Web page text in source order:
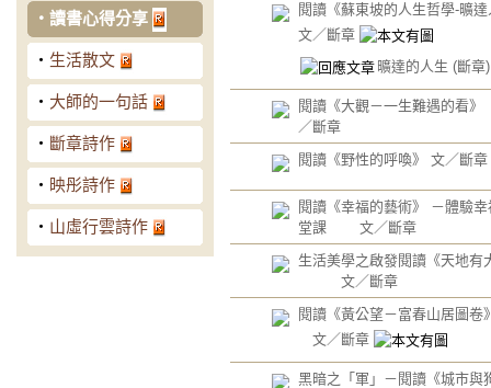
‧ 讀書心得分享
‧ 生活散文
‧ 大師的一句話
‧ 斷章詩作
‧ 映彤詩作
‧ 山虛行雲詩作
閱讀《蘇東坡的人生哲學-曠
文／斷章
曠達的人生 (斷章)
閱讀《大觀－一生難遇的
／斷章
閱讀《野性的呼喚》 文／斷章
閱讀《幸福的藝術》 －體驗幸
堂課 文／斷章
生活美學之啟發閱讀《天地有
文／斷章
閱讀《黃公望－富春山居
文／斷章
黑暗之「軍」－閱讀《城市